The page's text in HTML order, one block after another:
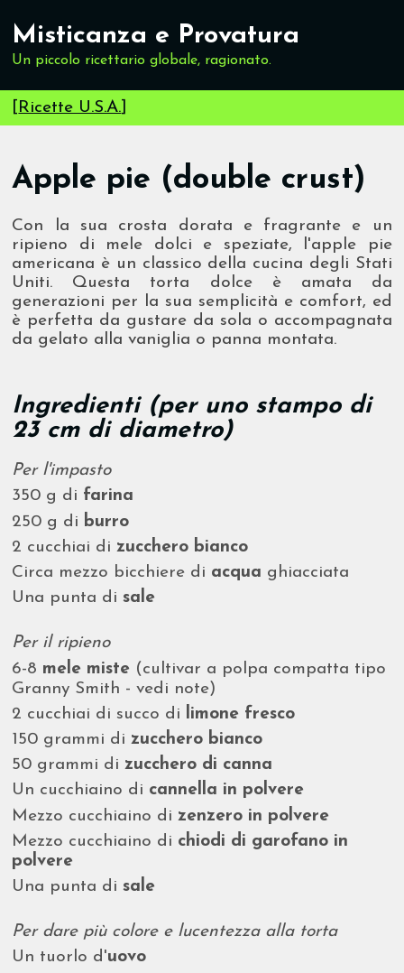
Misticanza e Provatura
Un piccolo ricettario globale, ragionato.
[Ricette U.S.A.]
Apple pie (double crust)
Con la sua crosta dorata e fragrante e un
ripieno di mele dolci e speziate, l'apple pie
americana è un classico della cucina degli Stati
Uniti. Questa torta dolce è amata da
generazioni per la sua semplicità e comfort, ed
è perfetta da gustare da sola o accompagnata
da gelato alla vaniglia o panna montata.
Ingredienti (per uno stampo di
23 cm di diametro)
Per l'impasto
350 g di farina
250 g di burro
2 cucchiai dizucchero bianco
Circa mezzo bicchiere di acqua ghiacciata
Una punta disale
Per il ripieno
6-8 mele miste (cultivar a polpa compatta tipo
Granny Smith - vedi note)
2 cucchiai di succo di
limone fresco
150 grammi dizucchero bianco
50 grammi dizucchero di canna
Un cucchiaino di cannella in polvere
Mezzo cucchiaino dizenzero in polvere
Mezzo cucchiaino di chiodi di garofano in
polvere
Una punta disale
Per dare più colore e lucentezza alla torta
Un tuorlo d'uovo